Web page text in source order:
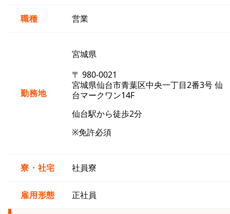
職種 営業
勤務地
宮城県
〒 980-0021
宮城県仙台市青葉区中央一丁目2番3号 仙
台マークワン14F
仙台駅から徒歩2分
※免許必須
寮・社宅 社員寮
雇用形態 正社員